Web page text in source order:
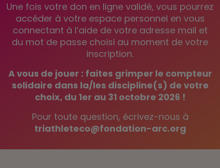
Une fois votre don en ligne validé, vous pourrez
accéder à votre espace personnel en vous
connectant à l’aide de votre adresse mail et
du mot de passe choisi au moment de votre
inscription.
A vous de jouer : faites grimper le compteur
solidaire dans la/les discipline(s) de votre
choix, du 1er au 31 octobre 2026 !
Pour toute question, écrivez-nous à
triathleteco@fondation-arc.org